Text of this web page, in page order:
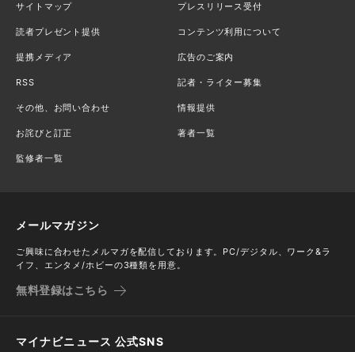
サイトマップ プレスリリース受付
読者プレゼント提供 コンテンツ利用について
提携メディア 広告のご案内
RSS 記者・ライター募集
その他、お問い合わせ 情報提供
お詫びと訂正 著者一覧
監修者一覧
メールマガジン
ご興味に合わせたメルマガを配信しております。PC/デジタル、ワーク&ラ
イフ、エンタメ/ホビーの3種類を用意。
無料登録はこちら
マイナビニュース 公式SNS